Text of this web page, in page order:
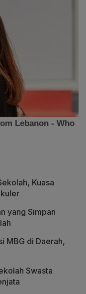
Kuasa
yang Simpan
MBG di Daerah,
Swasta